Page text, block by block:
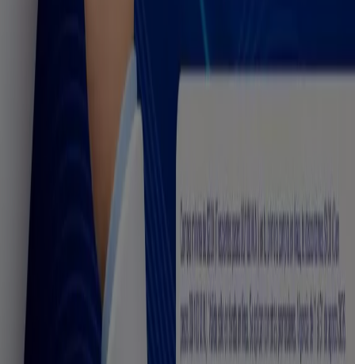
¿Encontraste un problema en la web o en la
Marcas locales
Negocios cercanos
Productos
Productos locales
Descargar la app Tiendeo